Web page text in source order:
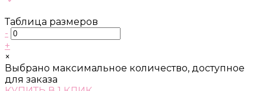
Таблица размеров
-
+
×
Выбрано максимальное количество, доступное
для заказа